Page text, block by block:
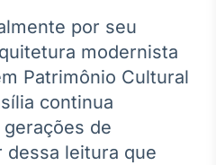
Agro
Tudo sobre o
agronegócio
Broadcast
Político
por seu
modernista
Patrimônio Cultural
continua
de
dessa leitura que